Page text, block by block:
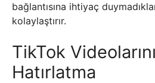
bağlantısına ihtiyaç
kolaylaştırır.
TikTok
Hatırlatma